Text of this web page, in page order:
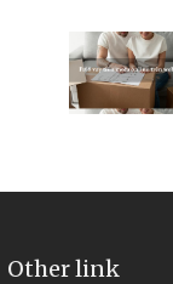
ai cho vay. Trong
trong 1-2 ngày
thời và nhanh
Other link